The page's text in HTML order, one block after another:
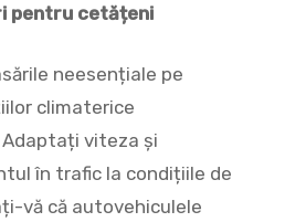
pentru cetățeni
neesențiale pe
climaterice
viteza și
în trafic la condițiile de
vă că autovehiculele